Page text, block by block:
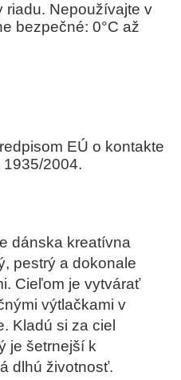
riadu. Nepoužívajte v
bezpečné: 0°C až
EÚ o kontakte
2004.
dánska kreatívna
pestrý a dokonale
Cieľom je vytvárať
výtlačkami v
Kladú si za ciel
je šetrnejší k
dlhú životnosť.